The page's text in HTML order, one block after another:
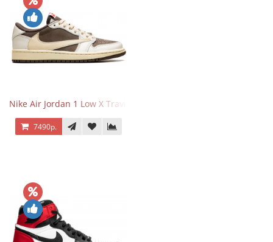
Nike Air Jordan 1 Low X Travis Scott Reverse Mocha
7490р.